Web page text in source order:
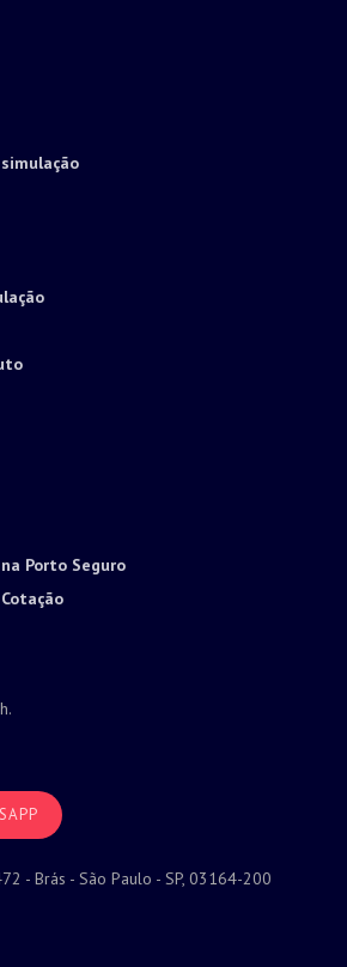
Porto Seguro
- Brás - São Paulo - SP, 03164-200